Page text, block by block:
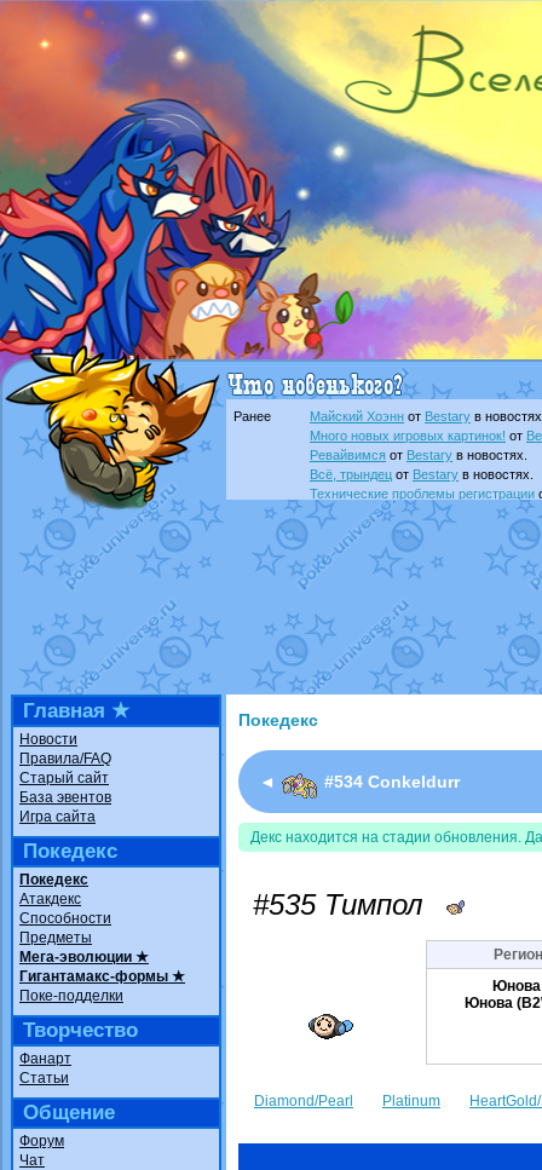
Ранее Майский Хоэнн от Bestary в
Много новых игровых картинок! от
Ревайвимся от Bestary в новостях.
Всё, трындец от Bestary в новостях.
Технические проблемы регистрации
доброе утро славянеот Dakkuв
Йолда и Мимикьюот MavisNyanCat
Недовольный котомангуст
от
The Dark Wishmakerот Randomon в
в
ilovearceus
Raging Boltот GraceDaFox
в
Shadow mismagius от
в
художник
от vicavica в фанарте.
Главная ★
Новости
Правила/FAQ
Старый сайт
База эвентов
Игра сайта
Покедекс
Покедекс
Атакдекс
Способности
Предметы
Мега-эволюции ★
Гигантамакс-формы ★
Поке-подделки
Творчество
Фанарт
Статьи
Общение
Форум
Чат
Покедекс
◄ #534 Conkeldurr
Декс находится на стадии обновления.
#535 Тимпол
Юнова
Юнова
Diamond/Pearl Platinum